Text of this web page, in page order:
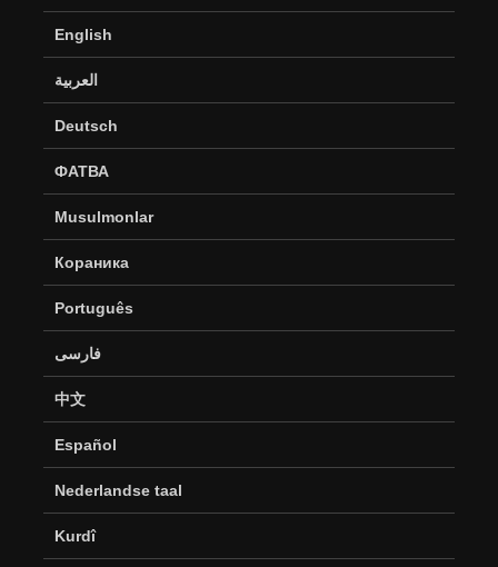
English
العربية
Deutsch
ФАТВА
Musulmonlar
Кораника
Português
فارسی
中文
Español
Nederlandse taal
Kurdî